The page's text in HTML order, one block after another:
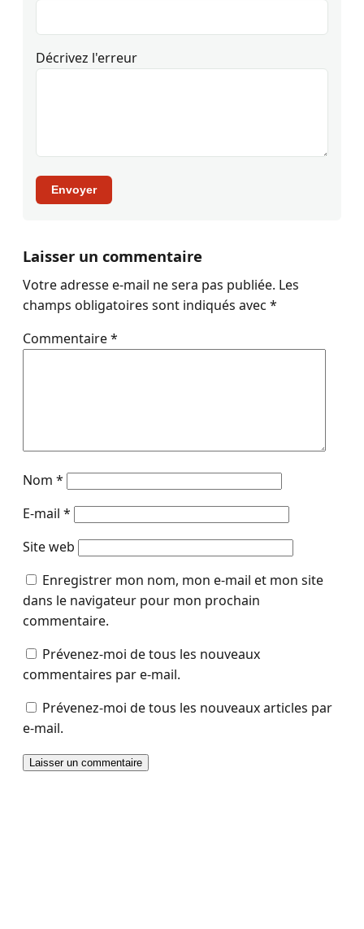
Décrivez l'erreur
Envoyer
Laisser un commentaire
Votre adresse e-mail ne sera pas publiée. Les
champs obligatoires sont indiqués avec *
Commentaire*
Nom *
E-mail *
Site web
Enregistrer mon nom, mon e-mail et mon site
dans le navigateur pour mon prochain
commentaire.
Prévenez-moi de tous les nouveaux
commentaires par e-mail.
Prévenez-moi de tous les nouveaux articles par
e-mail.